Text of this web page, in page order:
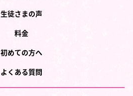
生徒さまの声
料金
初めての方へ
よくある質問